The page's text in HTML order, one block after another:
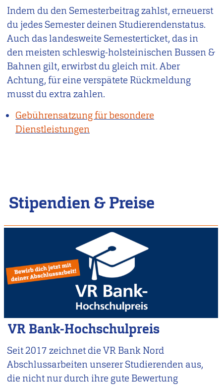
Indem du den Semesterbeitrag zahlst, erneuerst
du jedes Semester deinen Studierendenstatus.
Auch das landesweite Semesterticket, das in
den meisten schleswig-holsteinischen Bussen &
Bahnen gilt, erwirbst du gleich mit. Aber
Achtung, für eine verspätete Rückmeldung
musst du extra zahlen.
Gebührensatzung für besondere
Dienstleistungen
Stipendien & Preise
VR Bank-Hochschulpreis
Seit 2017 zeichnet die VR Bank Nord
Abschlussarbeiten unserer Studierenden aus,
die nicht nur durch ihre gute Bewertung